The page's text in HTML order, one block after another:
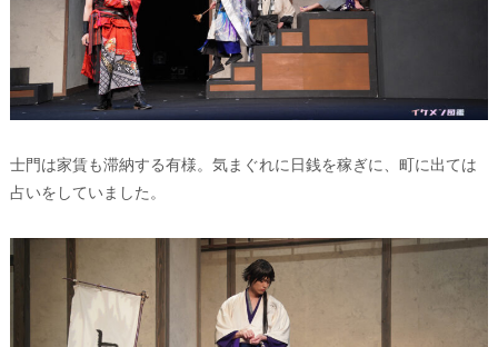
⼠⾨は家賃も滞納する有様。気まぐれに日銭を稼ぎに、町に出ては
占いをしていました。